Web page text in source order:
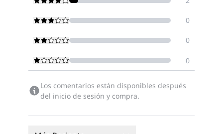
0
0
0
Los comentarios están disponibles después
del inicio de sesión y compra.